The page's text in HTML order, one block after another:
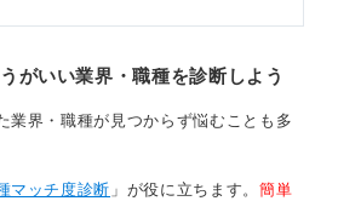
がいい業界・職種を診断しよう
業界・職種が見つからず悩むことも多
マッチ度診断 」が役に立ちます。 簡単